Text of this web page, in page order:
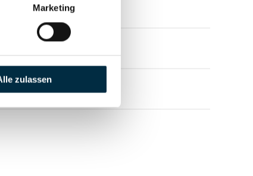
Marketing
zulassen
anfragen
anfragen